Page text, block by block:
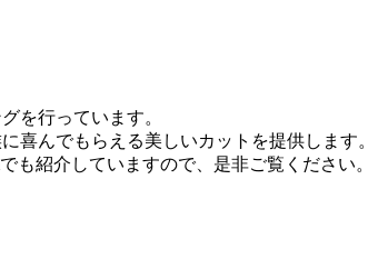
を行っています。
喜んでもらえる美しいカットを提供します。
も紹介していますので、是非ご覧ください。